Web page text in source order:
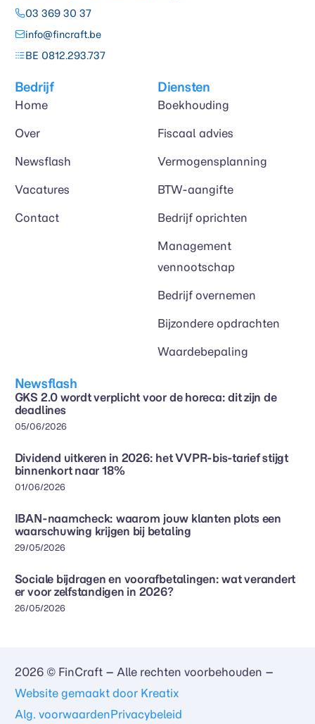
03 369 30 37
info@fincraft.be
BE 0812.293.737
Bedrijf
Home
Over
Newsflash
Vacatures
Contact
Diensten
Boekhouding
Fiscaal advies
Vermogensplanning
BTW-aangifte
Bedrijf oprichten
Management
vennootschap
Bedrijf overnemen
Bijzondere opdrachten
Waardebepaling
Newsflash
GKS 2.0 wordt verplicht voor de horeca: dit zijn de
deadlines
05/06/2026
Dividend uitkeren in 2026: het VVPR-bis-tarief stijgt
binnenkort naar 18%
01/06/2026
IBAN-naamcheck: waarom jouw klanten plots een
waarschuwing krijgen bij betaling
29/05/2026
Sociale bijdragen en voorafbetalingen: wat verandert
er voor zelfstandigen in 2026?
26/05/2026
2026 © FinCraft – Alle rechten voorbehouden –
Website gemaakt door Kreatix
Alg. voorwaardenPrivacybeleid
Neem contact op